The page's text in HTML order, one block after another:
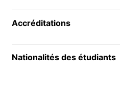
Accréditations
Nationalités des étudiants